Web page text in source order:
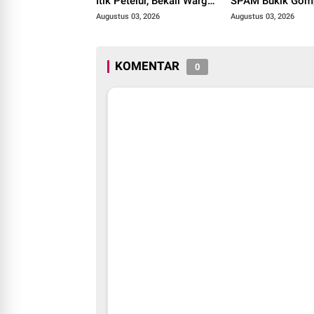
Binaan dengan
Augustus 03, 2026
Target Rampung
Augustus 03, 2026
KOMENTAR 0